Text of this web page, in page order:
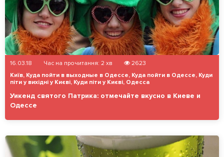
16.03.18 Час на прочитання: 2 хв
2623
Київ, Куда пойти в выходные в Одессе, Куда пойти в Одессе, Куди
піти у вихідні у Києві, Куди піти у Києві, Одесса
Уикенд святого Патрика: отмечайте вкусно в Киеве и
Одессе